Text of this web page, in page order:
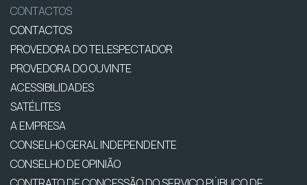
CONTACTOS
CONTACTOS
PROVEDORA DO TELESPECTADOR
PROVEDORA DO OUVINTE
ACESSIBILIDADES
SATÉLITES
A EMPRESA
CONSELHO GERAL INDEPENDENTE
CONSELHO DE OPINIÃO